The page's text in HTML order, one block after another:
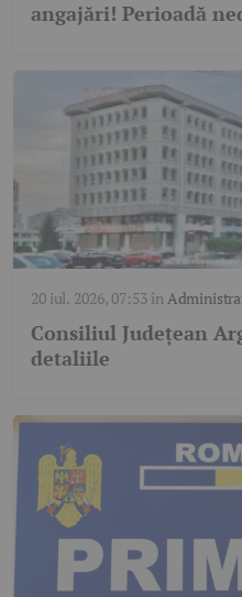
angajări! Perioadă
20 iul. 2026, 07:53în
Consiliul Județean
detaliile